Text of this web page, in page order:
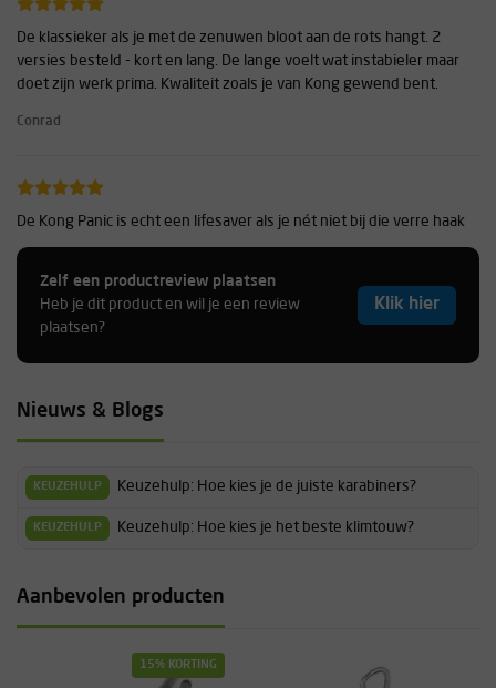
De klassieker als je met de zenuwen bloot aan de rots hangt. 2
versies besteld - kort en lang. De lange voelt wat instabieler maar
doet zijn werk prima. Kwaliteit zoals je van Kong gewend bent.
Conrad
De Kong Panic is echt een lifesaver als je nét niet bij die verre haak
komt. Dankzij de stijve sling en het slimme mechanisme kun je
gebruik ’m standaard op routes met lastige clips-veel relaxter
klimmen!
Serge
"onmogelijke route" toch durft te proberen.
Helaas kan ik zelf hier geen feedback op geven, daar het een
Zelf een productreview plaatsen
Heb je dit product en wil je een review
plaatsen?
Klik hier
Nieuws & Blogs
KEUZEHULP Keuzehulp: Hoe kies je de juiste karabiners?
KEUZEHULP Keuzehulp: Hoe kies je het beste klimtouw?
Aanbevolen producten
15% KORTING